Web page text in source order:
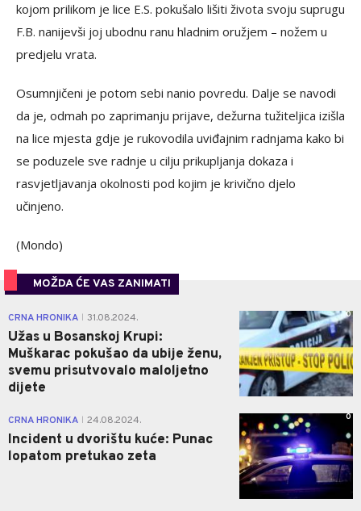
kojom prilikom je lice E.S. pokušalo lišiti života svoju suprugu
F.B. nanijevši joj ubodnu ranu hladnim oružjem – nožem u
predjelu vrata.
Osumnjičeni je potom sebi nanio povredu. Dalje se navodi
da je, odmah po zaprimanju prijave, dežurna tužiteljica izišla
na lice mjesta gdje je rukovodila uviđajnim radnjama kako bi
se poduzele sve radnje u cilju prikupljanja dokaza i
rasvjetljavanja okolnosti pod kojim je krivično djelo
učinjeno.
(Mondo)
MOŽDA ĆE VAS ZANIMATI
CRNA HRONIKA 31.08.2024.
Užas u Bosanskoj Krupi:
Muškarac pokušao da ubije ženu,
svemu prisutvovalo maloljetno
dijete
0
CRNA HRONIKA 24.08.2024.
Incident u dvorištu kuće: Punac
lopatom pretukao zeta
0